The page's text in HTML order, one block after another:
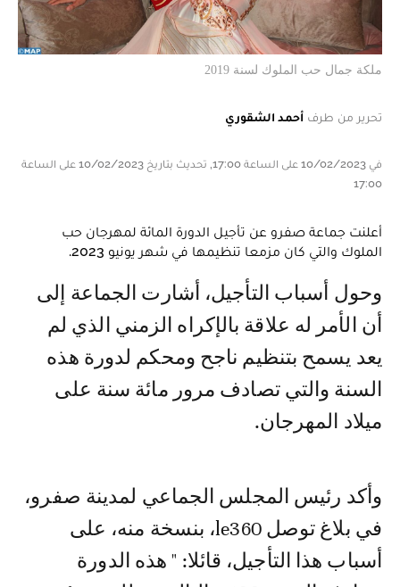
ملكة جمال حب الملوك لسنة 2019
تحرير من طرف أحمد الشقوري
في 10/02/2023 على الساعة 17:00, تحديث بتاريخ 10/02/2023 على الساعة
17:00
أعلنت جماعة صفرو عن تأجيل الدورة المائة لمهرجان حب
الملوك والتي كان مزمعا تنظيمها في شهر يونيو 2023.
وحول أسباب التأجيل، أشارت الجماعة إلى
أن الأمر له علاقة بالإكراه الزمني الذي لم
يعد يسمح بتنظيم ناجح ومحكم لدورة هذه
السنة والتي تصادف مرور مائة سنة على
ميلاد المهرجان.
وأكد رئيس المجلس الجماعي لمدينة صفرو،
في بلاغ توصل le360، بنسخة منه، على
أسباب هذا التأجيل، قائلا: " هذه الدورة